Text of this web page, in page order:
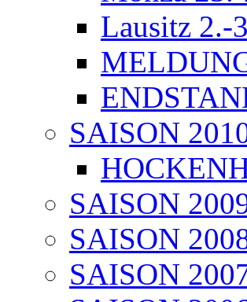
Lausitz 2.-
SAISON
SAISON
SAISON
SAISON